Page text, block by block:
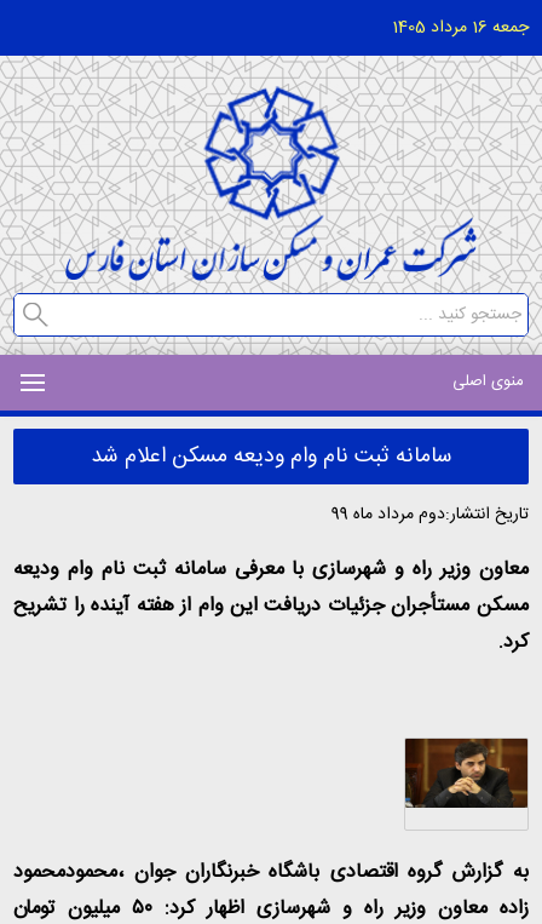
جمعه 16 مرداد 1405
منوی اصلی
سامانه ثبت نام وام ودیعه مسکن اعلام شد
تاریخ انتشار:دوم مرداد ماه 99
معاون وزیر راه و شهرسازی با معرفی سامانه ثبت نام وام ودیعه
مسکن مستأجران جزئیات دریافت این وام از هفته آینده را تشریح
کرد.
به گزارش گروه اقتصادی باشگاه خبرنگاران جوان ،محمودمحمود
زاده معاون وزیر راه و شهرسازی اظهار کرد: ۵۰ میلیون تومان